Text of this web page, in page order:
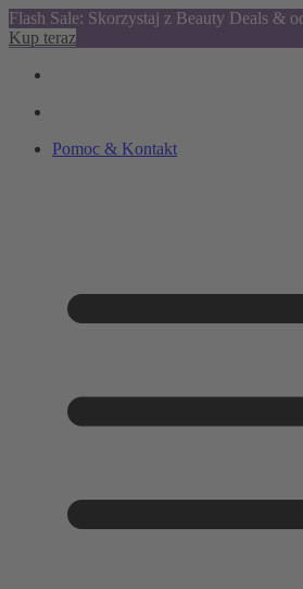
Flash Sale: Skorzystaj z Beauty Deals &
Kup teraz
Pomoc & Kontakt